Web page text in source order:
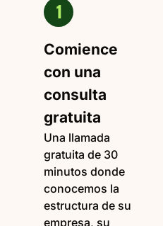
1
Comience
con una
consulta
gratuita
Una llamada
gratuita de 30
minutos donde
conocemos la
estructura de su
empresa, su